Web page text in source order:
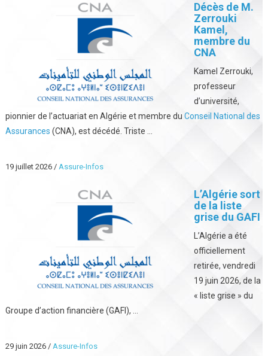
Décès de M.
Zerrouki
Kamel,
membre du
CNA
Kamel Zerrouki,
professeur
d’université,
pionnier de l’actuariat en Algérie et membre du Conseil National des
Assurances (CNA), est décédé. Triste ...
19 juillet 2026/ Assure-Infos
L’Algérie sort
de la liste
grise du GAFI
L’Algérie a été
officiellement
retirée, vendredi
19 juin 2026, de la
« liste grise » du
Groupe d’action financière (GAFI), ...
29 juin 2026/ Assure-Infos